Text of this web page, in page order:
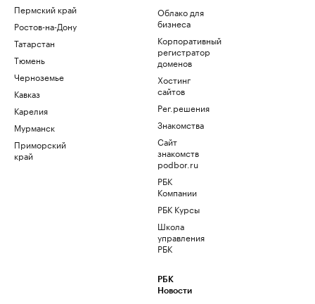
Пермский край
Ростов-на-Дону
Татарстан
Тюмень
Черноземье
Кавказ
Карелия
Мурманск
Приморский
край
Облако для
бизнеса
Корпоративный
регистратор
доменов
Хостинг
сайтов
Рег.решения
Знакомства
Сайт
знакомств
podbor.ru
РБК
Компании
РБК Курсы
Школа
управления
РБК
РБК
Новости